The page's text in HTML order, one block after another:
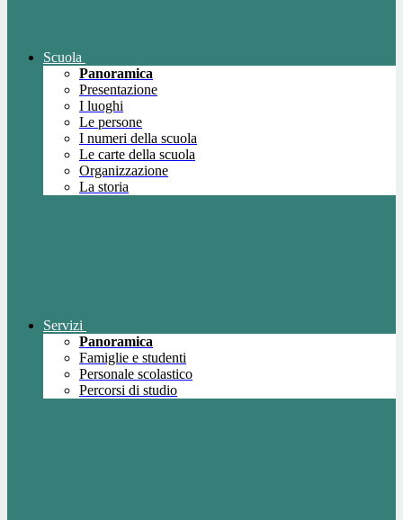
Scuola
Panoramica
Presentazione
I luoghi
Le persone
I numeri della scuola
Le carte della scuola
Organizzazione
La storia
Servizi
Panoramica
Famiglie e studenti
Personale scolastico
Percorsi di studio